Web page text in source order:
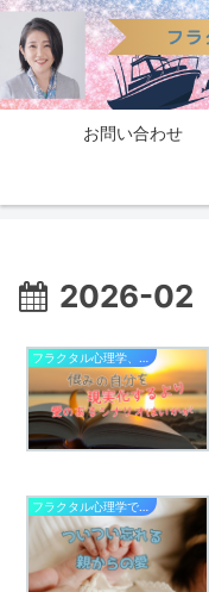
お問い合わせ
2026-02